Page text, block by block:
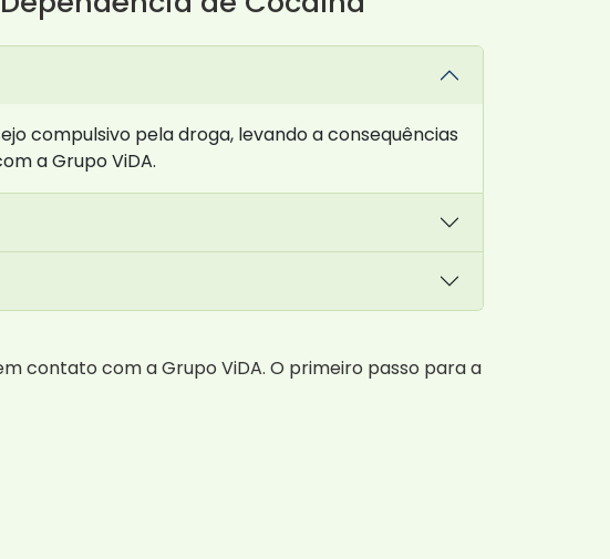
compulsivo pela droga, levando a consequências
a Grupo ViDA.
contato com a Grupo ViDA. O primeiro passo para a